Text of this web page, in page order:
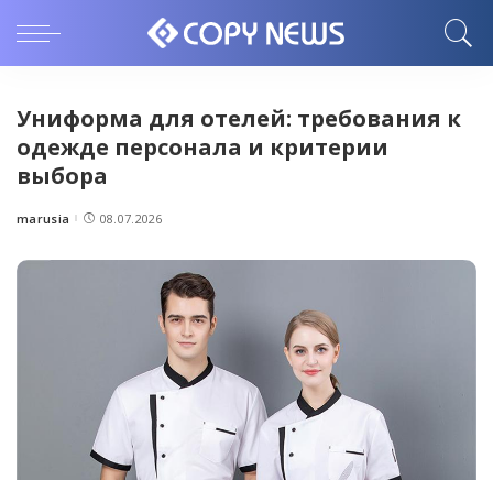
Униформа для отелей: требования к
одежде персонала и критерии
выбора
Posted
marusia 08.07.2026